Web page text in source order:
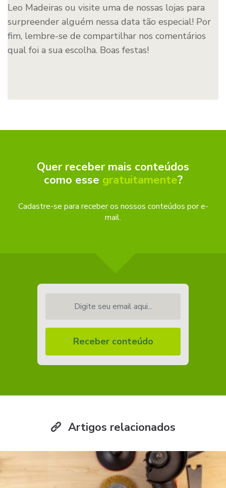
Leo Madeiras ou visite uma de nossas lojas para
surpreender alguém nessa data tão especial! Por
fim, lembre-se de compartilhar nos comentários
qual foi a sua escolha. Boas festas!
Quer receber mais conteúdos
como esse gratuitamente?
Cadastre-se para receber os nossos conteúdos por e-
mail.
Receber conteúdo
Artigos relacionados